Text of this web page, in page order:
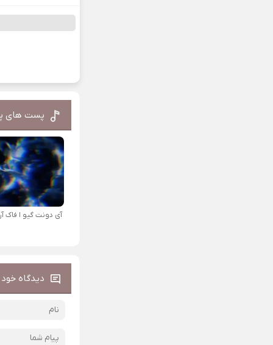
پست های
آی دونت گیو ا فاک
دیدگاه خود